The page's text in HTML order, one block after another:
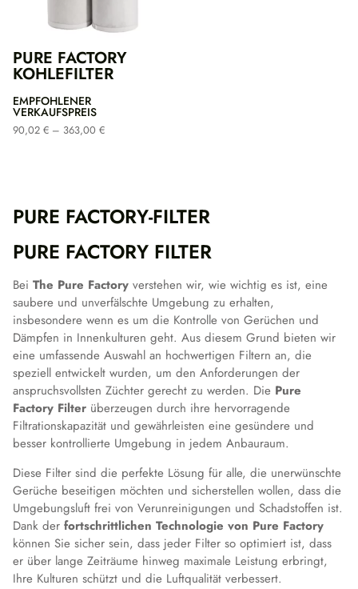
PURE FACTORY-FILTER
PURE FACTORY FILTER
Bei The Pure Factory verstehen wir, wie wichtig es ist, eine
saubere und unverfälschte Umgebung zu erhalten,
insbesondere wenn es um die Kontrolle von Gerüchen und
Dämpfen in Innenkulturen geht. Aus diesem Grund bieten wir
eine umfassende Auswahl an hochwertigen Filtern an, die
speziell entwickelt wurden, um den Anforderungen der
anspruchsvollsten Züchter gerecht zu werden. Die Pure
Factory Filter überzeugen durch ihre hervorragende
Filtrationskapazität und gewährleisten eine gesündere und
besser kontrollierte Umgebung in jedem Anbauraum.
Diese Filter sind die perfekte Lösung für alle, die unerwünschte
Gerüche beseitigen möchten und sicherstellen wollen, dass die
Umgebungsluft frei von Verunreinigungen und Schadstoffen ist.
Dank der fortschrittlichen Technologie von Pure Factory
können Sie sicher sein, dass jeder Filter so optimiert ist, dass
er über lange Zeiträume hinweg maximale Leistung erbringt,
Ihre Kulturen schützt und die Luftqualität verbessert.
PURE FACTORY
KOHLEFILTER
EMPFOHLENER
VERKAUFSPREIS
90,02 € – 363,00 €Preisspanne: